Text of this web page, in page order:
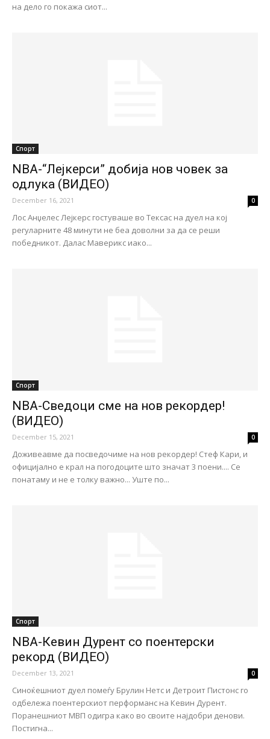
на дело го покажа сиот...
Спорт
NBA-“Лејкерси” добија нов човек за
одлука (ВИДЕО)
December 16, 2021 0
Лос Анџелес Лејкерс гостуваше во Тексас на дуел на кој
регуларните 48 минути не беа доволни за да се реши
победникот. Далас Маверикс иако...
Спорт
NBA-Сведоци сме на нов рекордер!
(ВИДЕО)
December 15, 2021 0
Доживеавме да посведочиме на нов рекордер! Стеф Кари, и
официјално е крал на погодоците што значат 3 поени.... Се
понатаму и не е толку важно... Уште по...
Спорт
NBA-Кевин Дурент со поентерски
рекорд (ВИДЕО)
December 13, 2021 0
Синоќешниот дуел помеѓу Брулин Нетс и Детроит Пистонс го
одбележа поентерскиот перформанс на Кевин Дурент.
Поранешниот МВП одигра како во своите најдобри денови.
Постигна...